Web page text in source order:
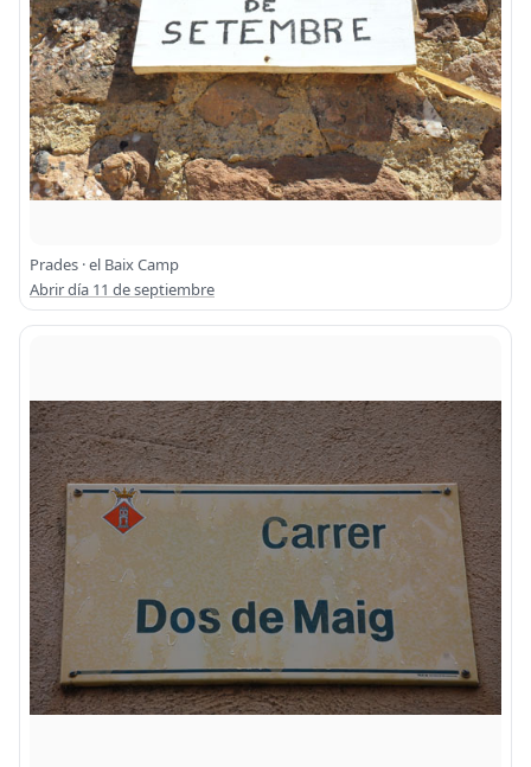
Prades · el Baix Camp
Abrir día 11 de septiembre